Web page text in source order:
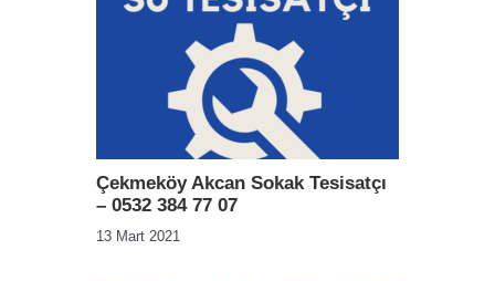
Çekmeköy Akcan Sokak Tesisatçı
– 0532 384 77 07
13 Mart 2021